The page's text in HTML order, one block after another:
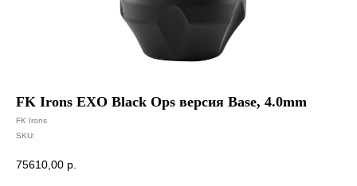
FK Irons EXO Black Ops версия Base, 4.0mm
FK Irons
SKU:
75610,00 р.